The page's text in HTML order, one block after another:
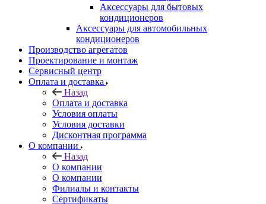
Аксессуары для бытовых
кондиционеров
Аксессуары для автомобильных
кондиционеров
Производство агрегатов
Проектирование и монтаж
Сервисный центр
Оплата и доставка
Назад
Оплата и доставка
Условия оплаты
Условия доставки
Дисконтная программа
О компании
Назад
О компании
О компании
Филиалы и контакты
Сертификаты